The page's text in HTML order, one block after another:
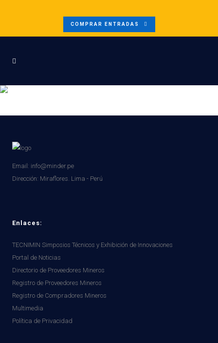
COMPRAR ENTRADAS
Email: info@minder.pe
Dirección: Miraflores. Lima - Perú
Enlaces:
TECNIMIN Simposios Técnicos y Exhibición de Innovaciones
Portal de Noticias
Directorio de Proveedores Mineros
Registro de Proveedores Mineros
Registro de Compradores Mineros
Multimedia
Política de Privacidad